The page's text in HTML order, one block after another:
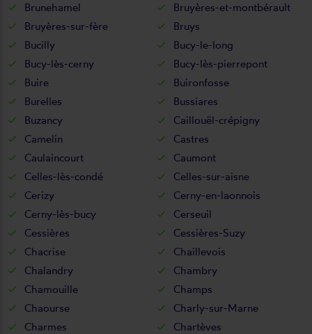
Brunehamel
Bruyères-et-montbérault
Bruyères-sur-fère
Bruys
Bucilly
Bucy-le-long
Bucy-lès-cerny
Bucy-lès-pierrepont
Buire
Buironfosse
Burelles
Bussiares
Buzancy
Caillouël-crépigny
Camelin
Castres
Caulaincourt
Caumont
Celles-lès-condé
Celles-sur-aisne
Cerizy
Cerny-en-laonnois
Cerny-lès-bucy
Cerseuil
Cessières
Cessières-Suzy
Chacrise
Chaillevois
Chalandry
Chambry
Chamouille
Champs
Chaourse
Charly-sur-Marne
Charmes
Chartèves